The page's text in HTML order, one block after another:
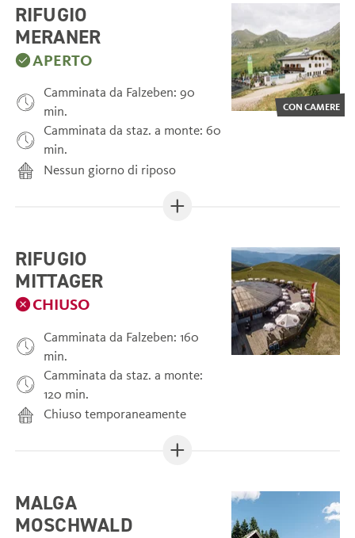
CON CAMERE
RIFUGIO
MERANER
APERTO
Camminata da Falzeben: 90
min.
Camminata da staz. a monte: 60
min.
Nessun giorno di riposo
RIFUGIO
MITTAGER
CHIUSO
Camminata da Falzeben: 160
min.
Camminata da staz. a monte:
120 min.
Chiuso temporaneamente
MALGA
MOSCHWALD